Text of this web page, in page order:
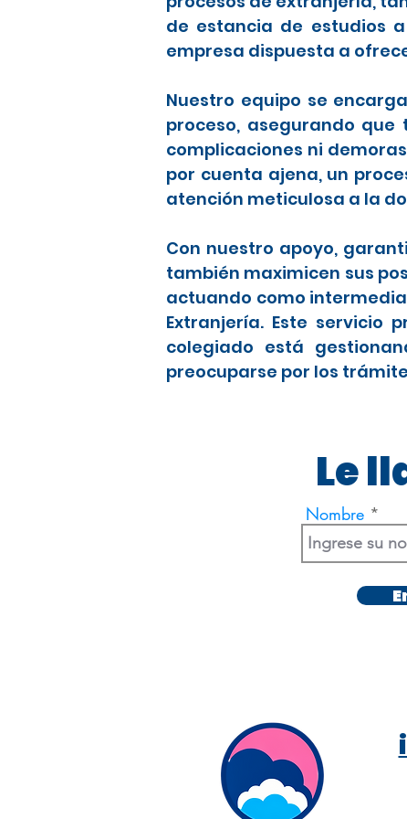
de estancia de estudios
empresa dispuesta a
Nuestro equipo se
proceso, asegurando
complicaciones ni
por cuenta ajena, un
atención meticulosa a la
Con nuestro apoyo,
también maximicen sus
actuando como
Extranjería. Este servicio
colegiado está
preocuparse por los
Le
Nombre